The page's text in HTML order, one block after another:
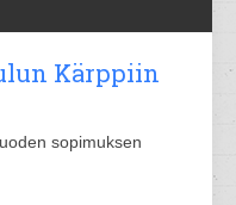
Kärppiin
sopimuksen